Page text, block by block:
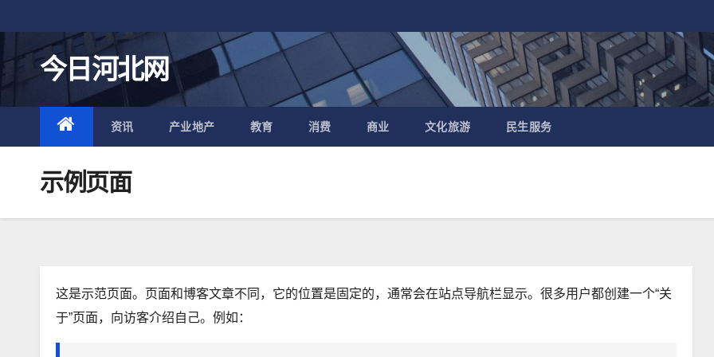
至
内
容
今日河北网
资讯 产业地产 教育 消费 商业 文化旅游 民生服务
示例页面
这是示范页面。页面和博客文章不同，它的位置是固定的，通常会在站点导航栏显示。很多用户都创建一个“关
于”页面，向访客介绍自己。例如：